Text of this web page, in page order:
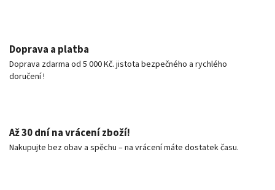
Doprava a platba
Doprava zdarma od 5 000 Kč. jistota bezpečného a rychlého
doručení !
Až 30 dní na vrácení zboží!
Nakupujte bez obav a spěchu – na vrácení máte dostatek času.